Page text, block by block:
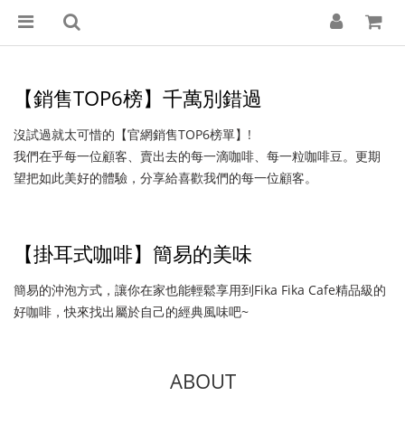
【銷售TOP6榜】千萬別錯過
沒試過就太可惜的【官網銷售TOP6榜單】!
我們在乎每一位顧客、賣出去的每一滴咖啡、每一粒咖啡豆。
更期
望把如此美好的體驗， 分享給喜歡我們的每一位顧客。
【掛耳式咖啡】簡易的美味
簡易的沖泡方式，讓你在家也能輕鬆享用到Fika Fika Cafe精品級的
好咖啡，快來找出屬於自己的經典風味吧~
ABOUT